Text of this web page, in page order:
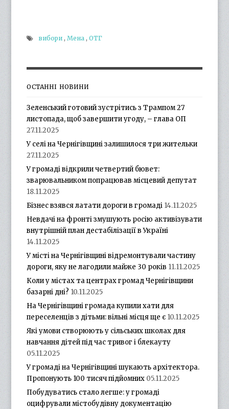
вибори ,Мена ,ОТГ
ОСТАННІ НОВИНИ
Зеленський готовий зустрітись з Трампом 27
листопада, щоб завершити угоду, – глава ОП
27.11.2025
У селі на Чернігівщині залишилося три жительки
27.11.2025
У громаді відкрили четвертий бювет:
зварювальником попрацював місцевий депутат
18.11.2025
Бізнес взявся латати дороги в громаді 14.11.2025
Невдачі на фронті змушують росію активізувати
внутрішній план дестабілізації в Україні
14.11.2025
У місті на Чернігівщині відремонтували частину
дороги, яку не лагодили майже 30 років 11.11.2025
Коли у містах та центрах громад Чернігівщини
базарні дні? 10.11.2025
На Чернігівщині громада купили хати для
переселенців з дітьми: вільні місця ще є 10.11.2025
Які умови створюють у сільських школах для
навчання дітей під час тривог і блекауту
05.11.2025
У громаді на Чернігівщині шукають архітектора.
Пропонують 100 тисяч підйомних 05.11.2025
Побудуватись стало легше: у громаді
оцифрували містобудівну документацію